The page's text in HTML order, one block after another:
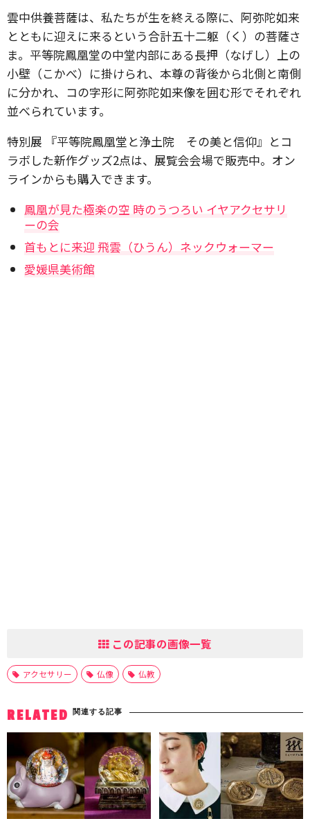
雲中供養菩薩は、私たちが生を終える際に、阿弥陀如来
とともに迎えに来るという合計五十二躯（く）の菩薩さ
ま。平等院鳳凰堂の中堂内部にある長押（なげし）上の
小壁（こかべ）に掛けられ、本尊の背後から北側と南側
に分かれ、コの字形に阿弥陀如来像を囲む形でそれぞれ
並べられています。
特別展 『平等院鳳凰堂と浄土院 その美と信仰』とコ
ラボした新作グッズ2点は、展覧会会場で販売中。オン
ラインからも購入できます。
鳳凰が見た極楽の空 時のうつろい イヤアクセサリ
ーの会
首もとに来迎 飛雲（ひうん）ネックウォーマー
愛媛県美術館
この記事の画像一覧
アクセサリー 仏像 仏教
RELATED 関連する記事